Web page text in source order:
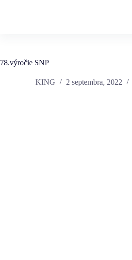
78.výročie SNP
KING 2 septembra, 2022